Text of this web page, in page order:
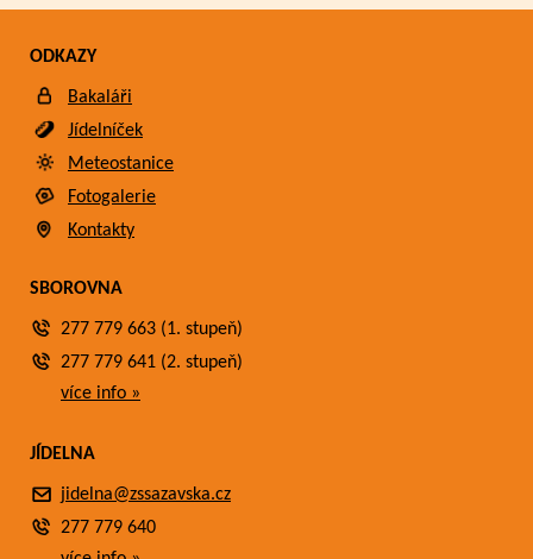
ODKAZY
Bakaláři
Jídelníček
Meteostanice
Fotogalerie
Kontakty
SBOROVNA
277 779 663 (1. stupeň)
277 779 641 (2. stupeň)
více info »
JÍDELNA
jidelna@zssazavska.cz
277 779 640